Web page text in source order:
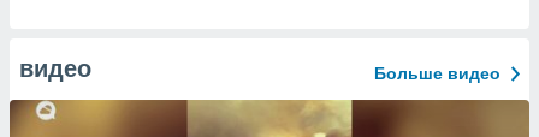
видео Больше видео